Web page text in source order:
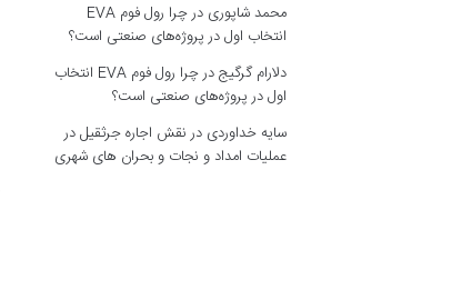
محمد شاپوری در
چرا رول فوم EVA
انتخاب اول در پروژه‌های صنعتی است؟
دلارام گرگیجدر
چرا رول فوم EVA انتخاب
اول در پروژه‌های صنعتی است؟
سایه خداوردی درنقش اجاره جرثقیل در
عملیات امداد و نجات و بحران های شهری